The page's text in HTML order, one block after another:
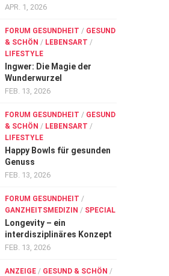
APR. 1, 2026
FORUM GESUNDHEIT / GESUND
& SCHÖN / LEBENSART /
LIFESTYLE
Ingwer: Die Magie der
Wunderwurzel
FEB. 13, 2026
FORUM GESUNDHEIT / GESUND
& SCHÖN / LEBENSART /
LIFESTYLE
Happy Bowls für gesunden
Genuss
FEB. 13, 2026
FORUM GESUNDHEIT /
GANZHEITSMEDIZIN / SPECIAL
Longevity – ein
interdisziplinäres Konzept
FEB. 13, 2026
ANZEIGE / GESUND & SCHÖN /